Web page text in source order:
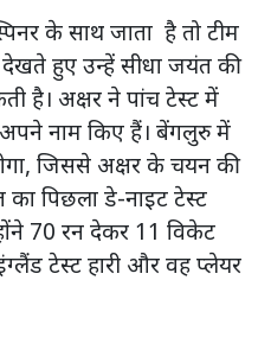
के साथ जाता है तो टीम
देखते हुए उन्हें सीधा जयंत की
है। अक्षर ने पांच टेस्ट में
नाम किए हैं। बेंगलुरु में
जिससे अक्षर के चयन की
पिछला डे-नाइट टेस्ट
70 रन देकर 11 विकेट
टेस्ट हारी और वह प्लेयर